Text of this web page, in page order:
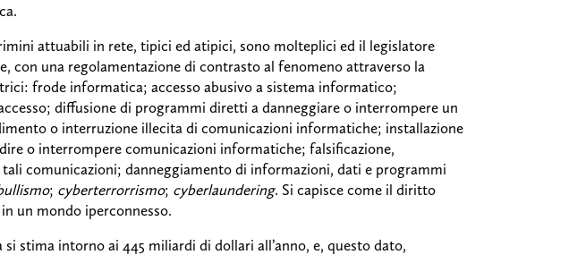
attuabili in rete, tipici ed atipici, sono molteplici ed il legislatore
con una regolamentazione di contrasto al fenomeno attraverso la
frode informatica; accesso abusivo a sistema informatico;
diffusione di programmi diretti a danneggiare o interrompere un
o interruzione illecita di comunicazioni informatiche; installazione
o interrompere comunicazioni informatiche; falsificazione,
comunicazioni; danneggiamento di informazioni, dati e programmi
; cyberterrorrismo; cyberlaundering. Si capisce come il diritto
un mondo iperconnesso.
stima intorno ai 445 miliardi di dollari all’anno, e, questo dato,